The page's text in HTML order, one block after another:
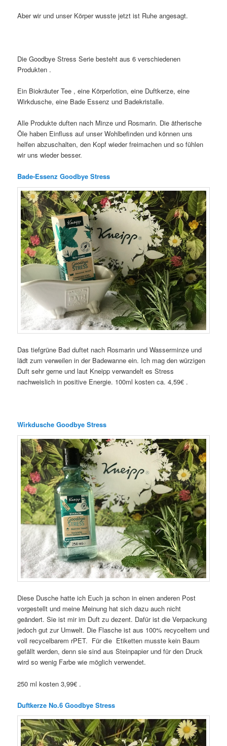
Aber wir und unser Körper wusste jetzt ist Ruhe angesagt.
Die Goodbye Stress Serie besteht aus 6 verschiedenen
Produkten .
Ein Biokräuter Tee , eine Körperlotion, eine Duftkerze, eine
Wirkdusche, eine Bade Essenz und Badekristalle.
Alle Produkte duften nach Minze und Rosmarin. Die ätherische
Öle haben Einfluss auf unser Wohlbefinden und können uns
helfen abzuschalten, den Kopf wieder freimachen und so fühlen
wir uns wieder besser.
Bade-Essenz Goodbye Stress
Das tiefgrüne Bad duftet nach Rosmarin und Wasserminze und
lädt zum verweilen in der Badewanne ein. Ich mag den würzigen
Duft sehr gerne und laut Kneipp verwandelt es Stress
nachweislich in positive Energie. 100ml kosten ca. 4,59€ .
Wirkdusche Goodbye Stress
Diese Dusche hatte ich Euch ja schon in einen anderen Post
vorgestellt und meine Meinung hat sich dazu auch nicht
geändert. Sie ist mir im Duft zu dezent. Dafür ist die Verpackung
jedoch gut zur Umwelt. Die Flasche ist aus 100% recyceltem und
voll recycelbarem rPET. Für die Etiketten musste kein Baum
gefällt werden, denn sie sind aus Steinpapier und für den Druck
wird so wenig Farbe wie möglich verwendet.
250 ml kosten 3,99€ .
Duftkerze No.6 Goodbye Stress